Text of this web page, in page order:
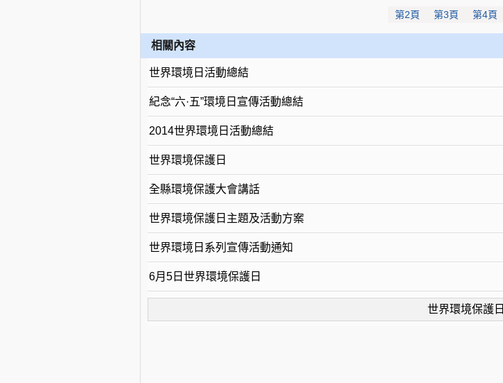
第2頁 第3頁 第4頁
相關內容
世界環境日活動總結
紀念“六·五”環境日宣傳活動總結
2014世界環境日活動總結
世界環境保護日
全縣環境保護大會講話
世界環境保護日主題及活動方案
世界環境日系列宣傳活動通知
6月5日世界環境保護日
世界環境保護日